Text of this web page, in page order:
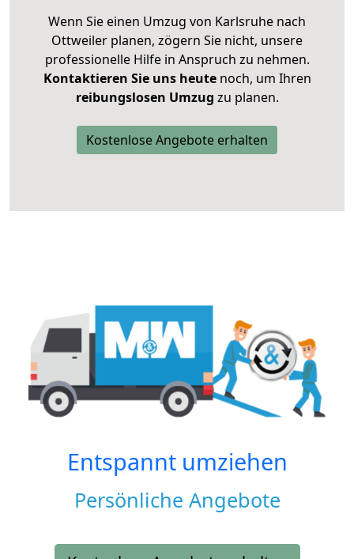
Wenn Sie einen Umzug von Karlsruhe nach
Ottweiler planen, zögern Sie nicht, unsere
professionelle Hilfe in Anspruch zu nehmen.
Kontaktieren Sie uns heutenoch, um Ihren
reibungslosen Umzug zu planen.
Kostenlose Angebote erhalten
Entspannt umziehen
Persönliche Angebote